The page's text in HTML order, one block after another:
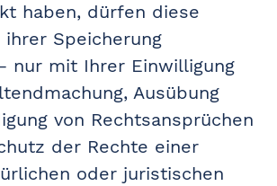
haben, dürfen diese
ihrer Speicherung
nur mit Ihrer Einwilligung
Ausübung
von Rechtsansprüchen
der Rechte einer
oder juristischen